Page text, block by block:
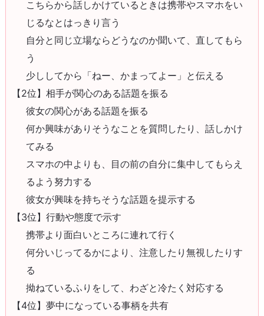
こちらから話しかけているときは携帯やスマホをい
じるなとはっきり言う
自分と同じ立場ならどうなのか聞いて、直してもら
う
少ししてから「ねー、かまってよー」と伝える
【2位】相手が関心のある話題を振る
彼女の関心がある話題を振る
何か興味がありそうなことを質問したり、話しかけ
てみる
スマホの中よりも、目の前の自分に集中してもらえ
るよう努力する
彼女が興味を持ちそうな話題を提示する
【3位】行動や態度で示す
携帯より面白いところに連れて行く
何分いじってるかにより、注意したり無視したりす
る
拗ねているふりをして、わざと冷たく対応する
【4位】夢中になっている事柄を共有